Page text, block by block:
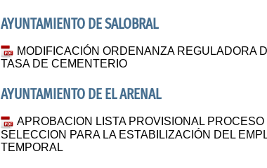
AYUNTAMIENTO DE SALOBRAL
MODIFICACIÓN ORDENANZA REGULADORA
TASA DE CEMENTERIO
AYUNTAMIENTO DE EL ARENAL
APROBACION LISTA PROVISIONAL PROCESO
SELECCION PARA LA ESTABILIZACIÓN DEL
TEMPORAL